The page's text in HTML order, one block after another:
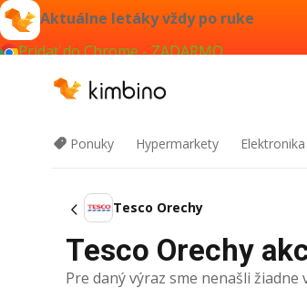
Aktuálne letáky vždy po ruke
Pridať do Chrome - ZADARMO
Ponuky Hypermarkety Elektronika
Tesco Orechy
Tesco Orechy
Pre daný výraz sme nenašli žiadne